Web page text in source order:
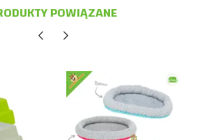
POWIĄZANE